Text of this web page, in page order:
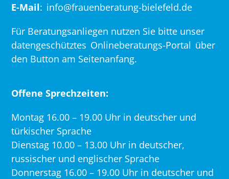
E-Mail: info@frauenberatung-bielefeld.de
Für Beratungsanliegen nutzen Sie bitte unser
datengeschütztes Onlineberatungs-Portal über
den Button am Seitenanfang.
Offene Sprechzeiten:
Montag 16.00 – 19.00 Uhr in deutscher und
türkischer Sprache
Dienstag 10.00 – 13.00 Uhr in deutscher,
russischer und englischer Sprache
Donnerstag 16.00 – 19.00 Uhr in deutscher und